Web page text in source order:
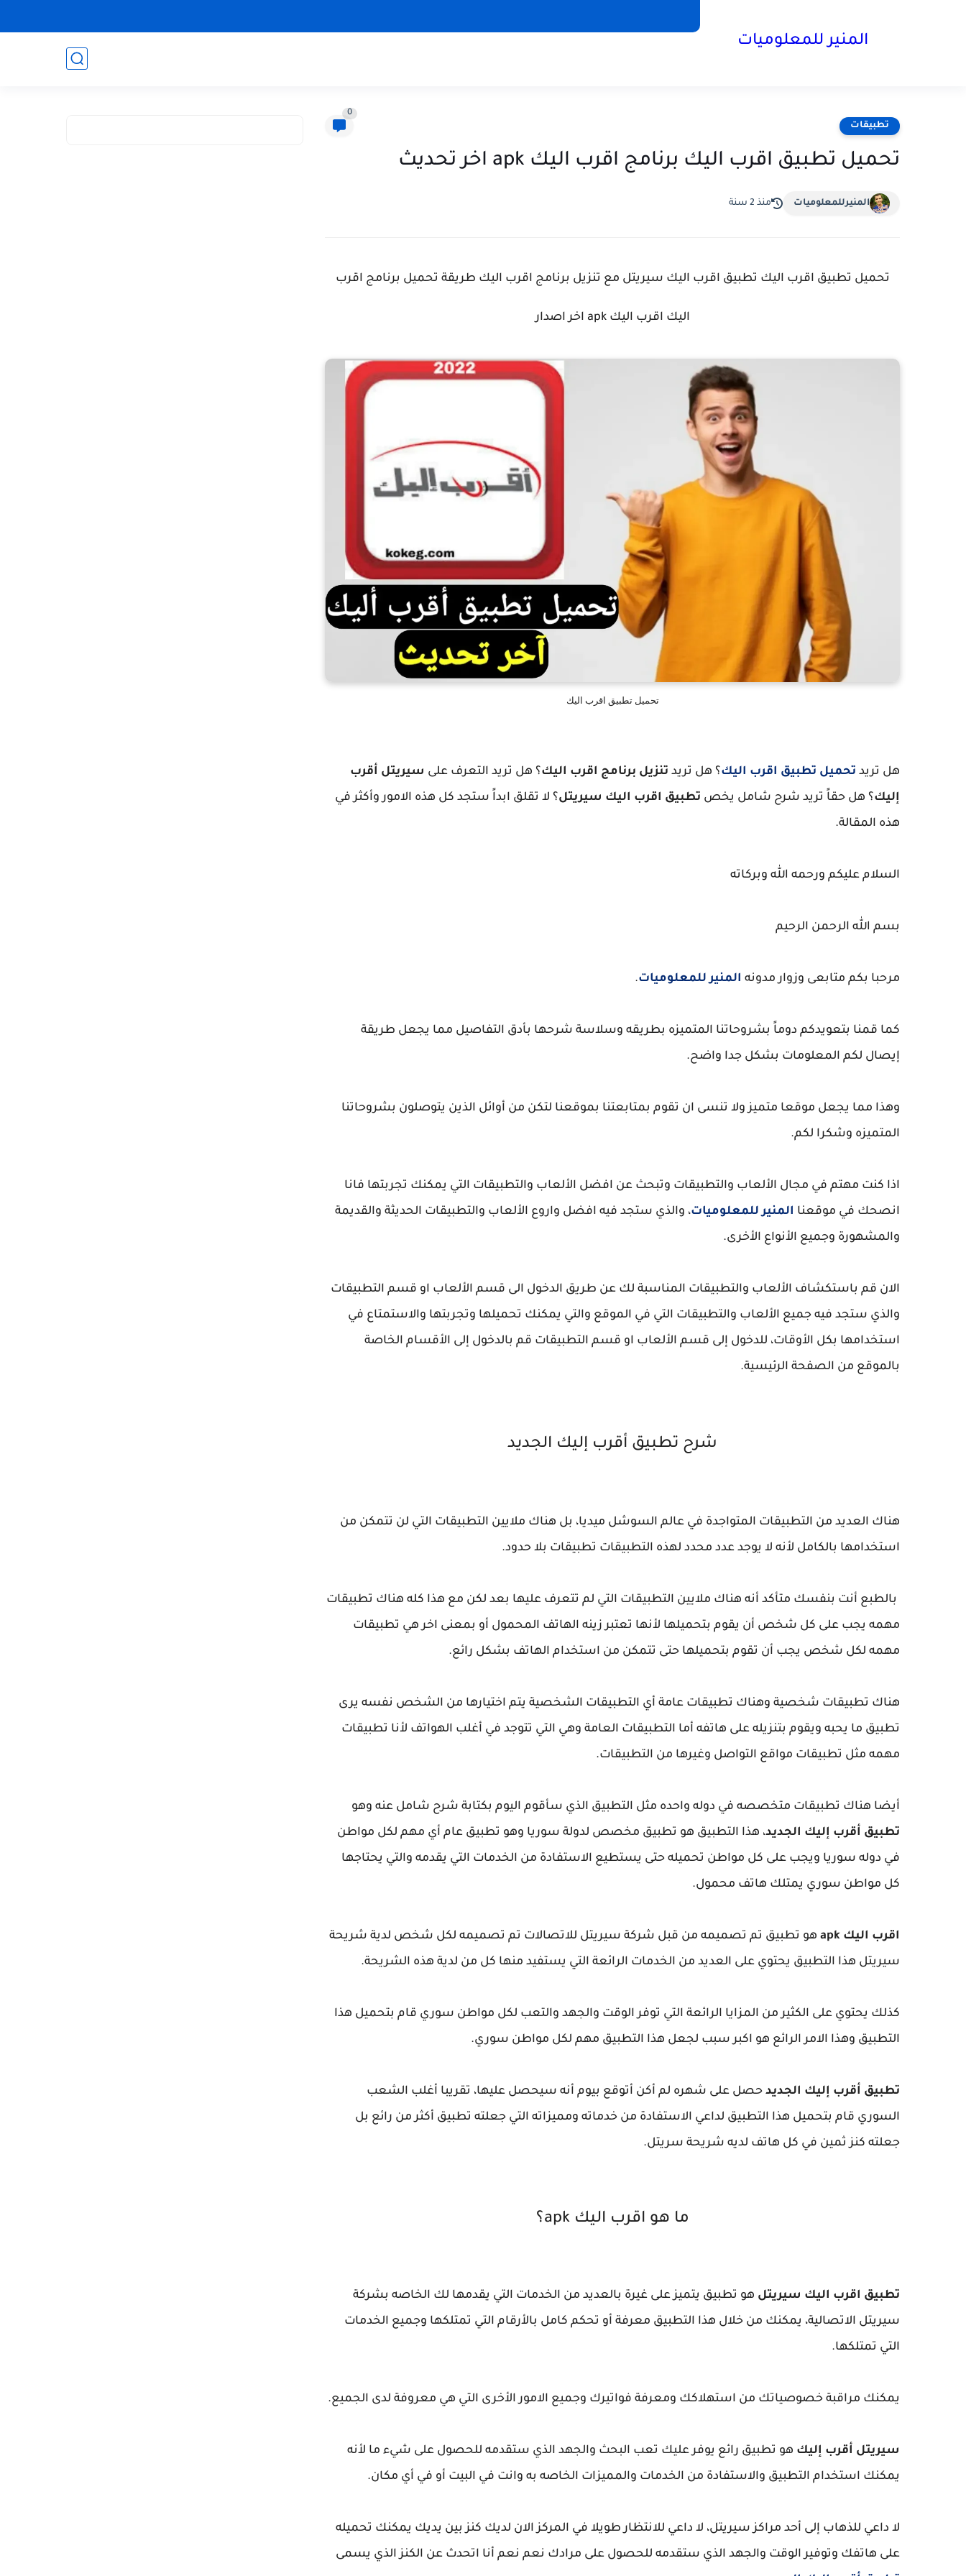
المنير للمعلوميات
تطبيقات
0
تحميل تطبيق اقرب اليك برنامج اقرب اليك apk اخر تحديث
المنيرللمعلوميات منذ 2 سنة
تحميل تطبيق اقرب اليك تطبيق اقرب اليك سيريتل مع تنزيل برنامج اقرب اليك طريقة تحميل برنامج اقرب
اليك اقرب اليك apk اخر اصدار
تحميل تطبيق اقرب اليك
هل تريد تحميل تطبيق اقرب اليك؟ هل تريد تنزيل برنامج اقرب اليك؟ هل تريد التعرف على سيريتل أقرب
إليك؟ هل حقاً تريد شرح شامل يخص تطبيق اقرب اليك سيريتل؟ لا تقلق ابداً ستجد كل هذه الامور وأكثر في
هذه المقالة.
السلام عليكم ورحمه الله وبركاته
بسم الله الرحمن الرحيم
مرحبا بكم متابعى وزوار مدونه المنير للمعلوميات.
كما قمنا بتعويدكم دوماً بشروحاتنا المتميزه بطريقه وسلاسة شرحها بأدق التفاصيل مما يجعل طريقة
إيصال لكم المعلومات بشكل جدا واضح.
وهذا مما يجعل موقعا متميز ولا تنسى ان تقوم بمتابعتنا بموقعنا لتكن من أوائل الذين يتوصلون بشروحاتنا
المتميزه وشكرا لكم.
اذا كنت مهتم في مجال الألعاب والتطبيقات وتبحث عن افضل الألعاب والتطبيقات التي يمكنك تجربتها فانا
انصحك في موقعنا المنير للمعلوميات، والذي ستجد فيه افضل واروع الألعاب والتطبيقات الحديثة والقديمة
والمشهورة وجميع الأنواع الأخرى.
الان قم باستكشاف الألعاب والتطبيقات المناسبة لك عن طريق الدخول الى قسم الألعاب او قسم التطبيقات
والذي ستجد فيه جميع الألعاب والتطبيقات التي في الموقع والتي يمكنك تحميلها وتجربتها والاستمتاع في
استخدامها بكل الأوقات، للدخول إلى قسم الألعاب او قسم التطبيقات قم بالدخول إلى الأقسام الخاصة
بالموقع من الصفحة الرئيسية.
شرح تطبيق أقرب إليك الجديد
هناك العديد من التطبيقات المتواجدة في عالم السوشل ميديا، بل هناك ملايين التطبيقات التي لن تتمكن من
استخدامها بالكامل لأنه لا يوجد عدد محدد لهذه التطبيقات تطبيقات بلا حدود.
بالطبع أنت بنفسك متأكد أنه هناك ملايين التطبيقات التي لم تتعرف عليها بعد لكن مع هذا كله هناك تطبيقات
مهمه يجب على كل شخص أن يقوم بتحميلها لأنها تعتبر زينه الهاتف المحمول أو بمعنى اخر هي تطبيقات
مهمه لكل شخص يجب أن تقوم بتحميلها حتى تتمكن من استخدام الهاتف بشكل رائع.
هناك تطبيقات شخصية وهناك تطبيقات عامة أي التطبيقات الشخصية يتم اختيارها من الشخص نفسه يرى
تطبيق ما يحبه ويقوم بتنزيله على هاتفه أما التطبيقات العامة وهي التي تتوجد في أغلب الهواتف لأنا تطبيقات
مهمه مثل تطبيقات مواقع التواصل وغيرها من التطبيقات.
أيضا هناك تطبيقات متخصصه في دوله واحده مثل التطبيق الذي سأقوم اليوم بكتابة شرح شامل عنه وهو
تطبيق أقرب إليك الجديد، هذا التطبيق هو تطبيق مخصص لدولة سوريا وهو تطبيق عام أي مهم لكل مواطن
في دوله سوريا ويجب على كل مواطن تحميله حتى يستطيع الاستفادة من الخدمات التي يقدمه والتي يحتاجها
كل مواطن سوري يمتلك هاتف محمول.
اقرب اليك apk
هو تطبيق تم تصميمه من قبل شركة سيريتل للاتصالات تم تصميمه لكل شخص لدية شريحة
سيريتل هذا التطبيق يحتوي على العديد من الخدمات الرائعة التي يستفيد منها كل من لدية هذه الشريحة.
كذلك يحتوي على الكثير من المزايا الرائعة التي توفر الوقت والجهد والتعب لكل مواطن سوري قام بتحميل هذا
التطبيق وهذا الامر الرائع هو اكبر سبب لجعل هذا التطبيق مهم لكل مواطن سوري.
تطبيق أقرب إليك الجديد حصل على شهره لم أكن أتوقع بيوم أنه سيحصل عليها، تقريبا أغلب الشعب
السوري قام بتحميل هذا التطبيق لداعي الاستفادة من خدماته ومميزاته التي جعلته تطبيق أكثر من رائع بل
جعلته كنز ثمين في كل هاتف لديه شريحة سريتل.
ما هو اقرب اليك apk؟
تطبيق اقرب اليك سيريتل هو تطبيق يتميز على غيرة بالعديد من الخدمات التي يقدمها لك الخاصه بشركة
سيريتل الاتصالية، يمكنك من خلال هذا التطبيق معرفة أو تحكم كامل بالأرقام التي تمتلكها وجميع الخدمات
التي تمتلكها.
يمكنك مراقبة خصوصياتك من استهلاكك ومعرفة فواتيرك وجميع الامور الأخرى التي هي معروفة لدى الجميع.
سيريتل أقرب إليك هو تطبيق رائع يوفر عليك تعب البحث والجهد الذي ستقدمه للحصول على شيء ما لأنه
يمكنك استخدام التطبيق والاستفادة من الخدمات والمميزات الخاصه به وانت في البيت أو في أي مكان.
لا داعي للذهاب إلى أحد مراكز سيريتل، لا داعي للانتظار طويلا في المركز الان لديك كنز بين يديك يمكنك تحميله
على هاتفك وتوفير الوقت والجهد الذي ستقدمه للحصول على مرادك نعم نعم أنا اتحدث عن الكنز الذي يسمى